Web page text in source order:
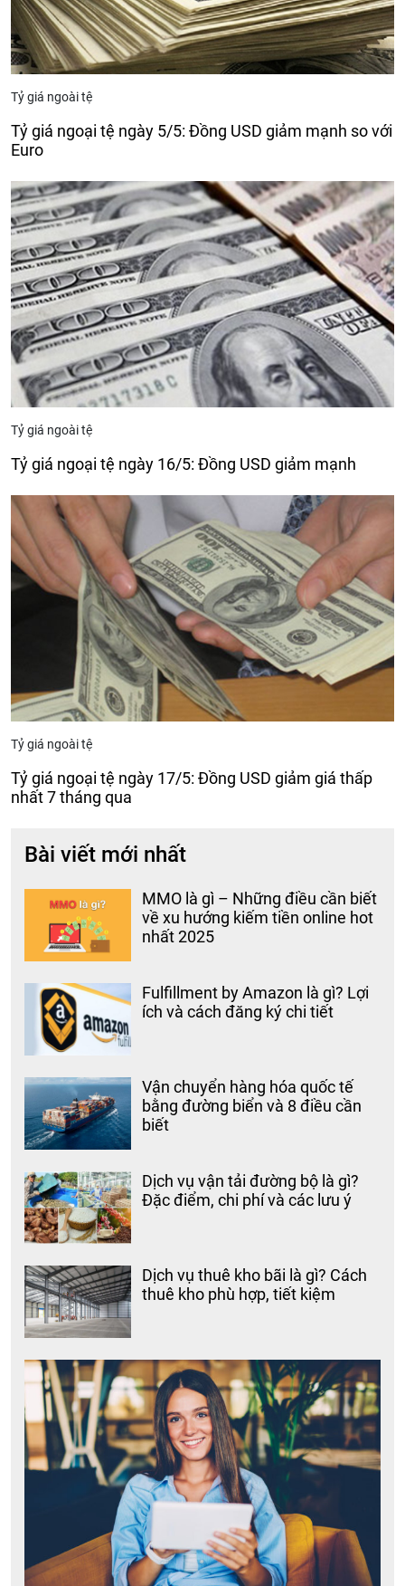
Tỷ giá ngoài tệ
Tỷ giá ngoại tệ ngày 5/5: Đồng USD giảm mạnh so với
Euro
Tỷ giá ngoài tệ
Tỷ giá ngoại tệ ngày 16/5: Đồng USD giảm mạnh
Tỷ giá ngoài tệ
Tỷ giá ngoại tệ ngày 17/5: Đồng USD giảm giá thấp
nhất 7 tháng qua
Bài viết mới nhất
MMO là gì – Những điều cần biết
về xu hướng kiếm tiền online hot
nhất 2025
Fulfillment by Amazon là gì? Lợi
ích và cách đăng ký chi tiết
Vận chuyển hàng hóa quốc tế
bằng đường biển và 8 điều cần
biết
Dịch vụ vận tải đường bộ là gì?
Đặc điểm, chi phí và các lưu ý
Dịch vụ thuê kho bãi là gì? Cách
thuê kho phù hợp, tiết kiệm